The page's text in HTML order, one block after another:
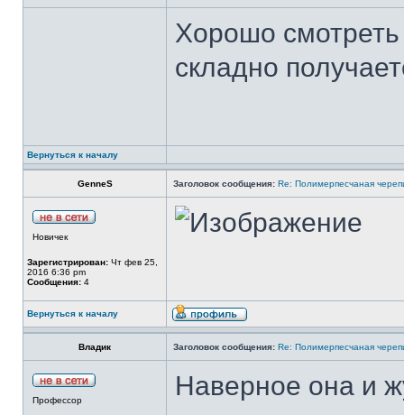
Хорошо смотреть
складно
Вернуться к началу
GenneS Заголовок сообщения: Re: Полимерпесчаная
Новичек
Зарегистрирован: Чт фев 25,
2016 6:36 pm
Сообщения: 4
Вернуться к началу
Владик Заголовок сообщения: Re: Полимерпесчаная
Профессор Наверное она и